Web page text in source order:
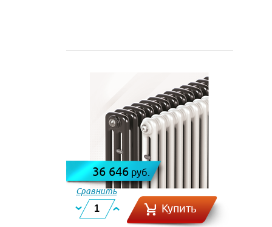
36 646руб.
Сравнить
Купить